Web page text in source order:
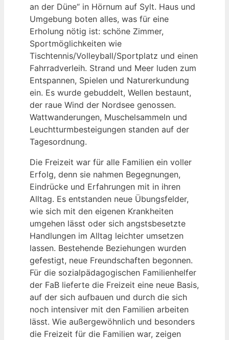
an der Düne“ in Hörnum auf Sylt. Haus und
Umgebung boten alles, was für eine
Erholung nötig ist: schöne Zimmer,
Sportmöglichkeiten wie
Tischtennis/Volleyball/Sportplatz und einen
Fahrradverleih. Strand und Meer luden zum
Entspannen, Spielen und Naturerkundung
ein. Es wurde gebuddelt, Wellen bestaunt,
der raue Wind der Nordsee genossen.
Wattwanderungen, Muschelsammeln und
Leuchtturmbesteigungen standen auf der
Tagesordnung.
Die Freizeit war für alle Familien ein voller
Erfolg, denn sie nahmen Begegnungen,
Eindrücke und Erfahrungen mit in ihren
Alltag. Es entstanden neue Übungsfelder,
wie sich mit den eigenen Krankheiten
umgehen lässt oder sich angstsbesetzte
Handlungen im Alltag leichter umsetzen
lassen. Bestehende Beziehungen wurden
gefestigt, neue Freundschaften begonnen.
Für die sozialpädagogischen Familienhelfer
der FaB lieferte die Freizeit eine neue Basis,
auf der sich aufbauen und durch die sich
noch intensiver mit den Familien arbeiten
lässt. Wie außergewöhnlich und besonders
die Freizeit für die Familien war, zeigen